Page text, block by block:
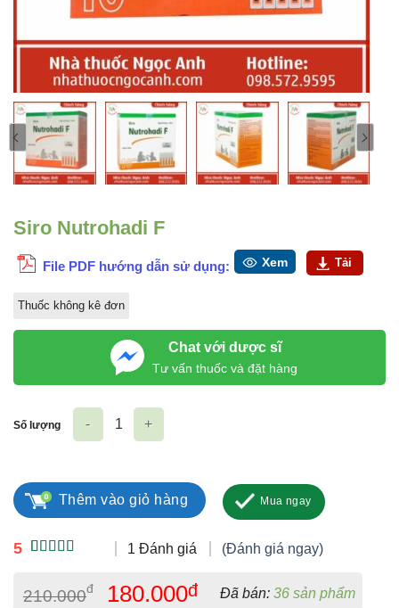
Siro Nutrohadi F
File PDF hướng dẫn sử dụng: Xem Tải
Thuốc không kê đơn
Chat với dược sĩ
Tư vấn thuốc và đặt hàng
5
đánh giá
1 Đánh giá (Đánh giá ngay)
210.000đ
Giá
180.000đGiáĐã bán: 36 sản phẩm
Số lượng
Thêm vào giỏ hàng Mua ngay